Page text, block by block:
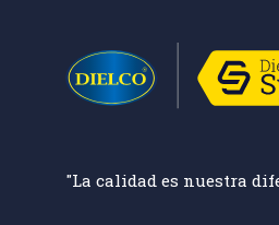
"La calidad es nuestra